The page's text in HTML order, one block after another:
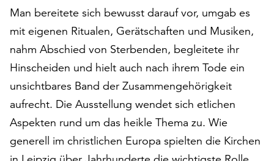
ändern
und
widerrufen.
Dafür
steht
am
Ende
der
Seite
die
Man bereitete sich bewusst darauf vor, umgab es
mit eigenen Ritualen, Gerätschaften und Musiken,
nahm Abschied von Sterbenden, begleitete ihr
Hinscheiden und hielt auch nach ihrem Tode ein
unsichtbares Band der Zusammengehörigkeit
aufrecht. Die Ausstellung wendet sich etlichen
Aspekten rund um das heikle Thema zu. Wie
generell im christlichen Europa spielten die Kirchen